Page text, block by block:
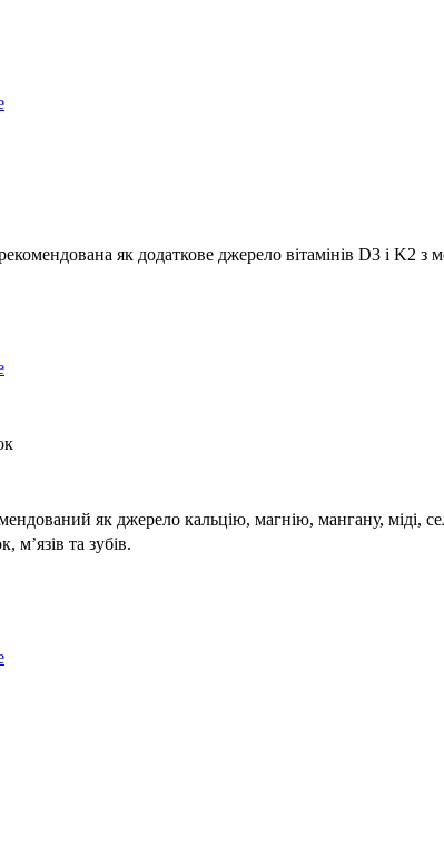
як додаткове джерело вітамінів D3 і K2 з
як джерело кальцію, магнію, мангану, міді,
м’язів та зубів.